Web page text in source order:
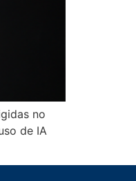
no
de IA